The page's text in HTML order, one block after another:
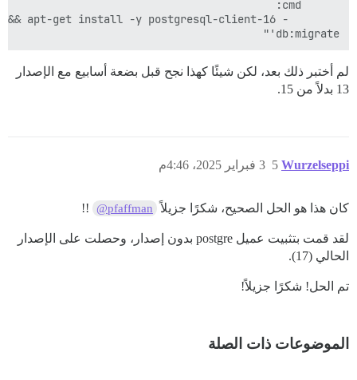
db:migrate'"
لم أختبر ذلك بعد، لكن شيئًا كهذا نجح قبل بضعة أسابيع مع الإصدار
13 بدلاً من 15.
Wurzelseppi 3 فبراير 2025، 4:46م 5
كان هذا هو الحل الصحيح، شكرًا جزيلاً @pfaffman
!!
لقد قمت بتثبيت عميل postgre بدون إصدار، وحصلت على الإصدار
الحالي (17).
تم الحل! شكرًا جزيلاً!
الموضوعات ذات الصلة